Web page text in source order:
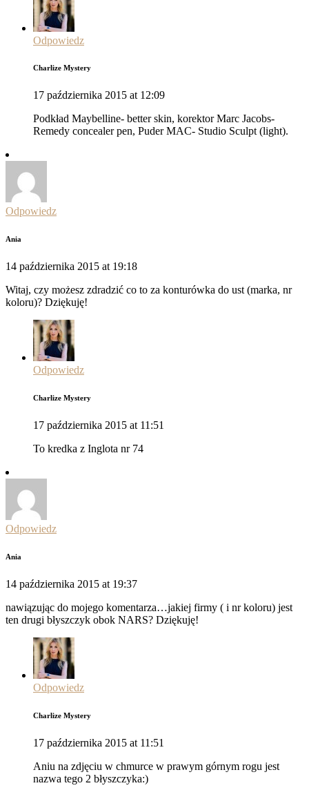
Odpowiedz
Charlize Mystery
17 października 2015 at 12:09
Podkład Maybelline- better skin, korektor Marc Jacobs-
Remedy concealer pen, Puder MAC- Studio Sculpt (light).
Odpowiedz
Ania
14 października 2015 at 19:18
Witaj, czy możesz zdradzić co to za konturówka do ust (marka, nr
koloru)? Dziękuję!
Odpowiedz
Charlize Mystery
17 października 2015 at 11:51
To kredka z Inglota nr 74
Odpowiedz
Ania
14 października 2015 at 19:37
nawiązując do mojego komentarza…jakiej firmy ( i nr koloru) jest
ten drugi błyszczyk obok NARS? Dziękuję!
Odpowiedz
Charlize Mystery
17 października 2015 at 11:51
Aniu na zdjęciu w chmurce w prawym górnym rogu jest
nazwa tego 2 błyszczyka:)